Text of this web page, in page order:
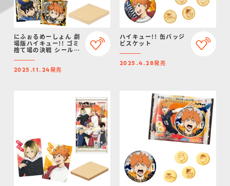
にふぉるめーしょん 劇
場版ハイキュー!! ゴミ
捨て場の決戦 シールウ
2025.11.24発売
ハイキュー!! 缶バッジ
ビスケット
2025.4.28発売